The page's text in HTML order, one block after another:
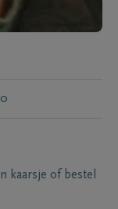
kaarsje of bestel